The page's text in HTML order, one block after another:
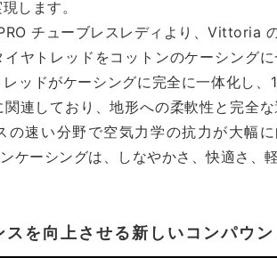
します。
チューブレスレディより、Vittoria
ヤトレッドをコットンのケーシング
ッドがケーシングに完全に一体化し
連しており、地形への柔軟性と完全
の速い分野で空気力学の抗力が大幅
ケーシングは、しなやかさ、快適さ、
スを向上させる新しいコンパウ